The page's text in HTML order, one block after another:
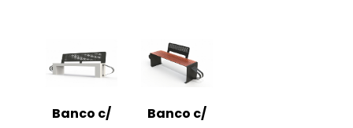
Banco c/
Banco c/